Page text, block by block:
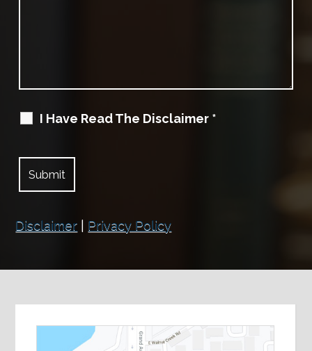
I Have Read The Disclaimer *
Disclaimer Privacy Policy